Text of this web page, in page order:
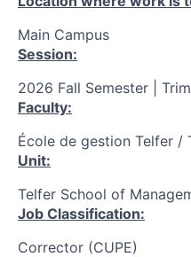
Main Campus
Session:
2026 Fall Semester |
Faculty:
École de gestion Telfer /
Unit:
Telfer School of
Job Classification:
Corrector (CUPE)